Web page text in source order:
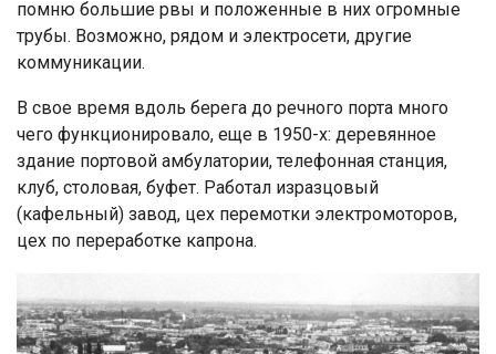
помню большие рвы и положенные в них огромные
трубы. Возможно, рядом и электросети, другие
коммуникации.
В свое время вдоль берега до речного порта много
чего функционировало, еще в 1950-х: деревянное
здание портовой амбулатории, телефонная станция,
клуб, столовая, буфет. Работал изразцовый
(кафельный) завод, цех перемотки электромоторов,
цех по переработке капрона.